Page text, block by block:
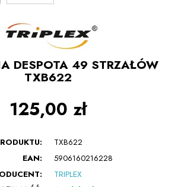
DESPOTA 49 STRZAŁÓW
TXB622
125,00 zł
TXB622
EAN:
5906160216228
TRIPLEX